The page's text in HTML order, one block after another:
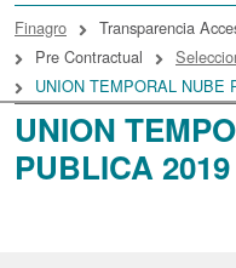
UNION
PUBLICA 2019
Finagro Transparencia
Pre Contractual
UNION TEMPORAL NUBE